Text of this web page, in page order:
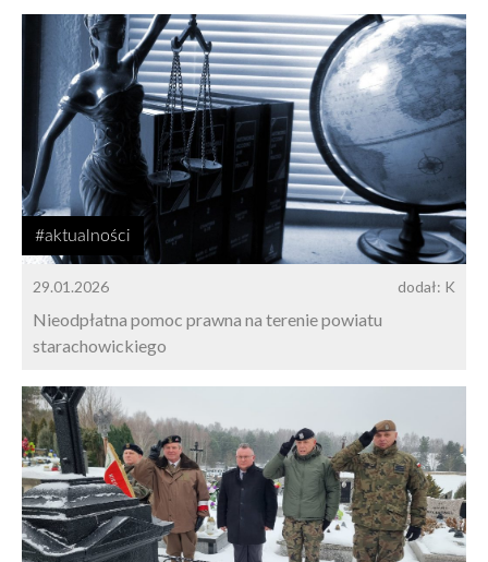
#aktualności
29.01.2026 dodał: K
Nieodpłatna pomoc prawna na terenie powiatu
starachowickiego